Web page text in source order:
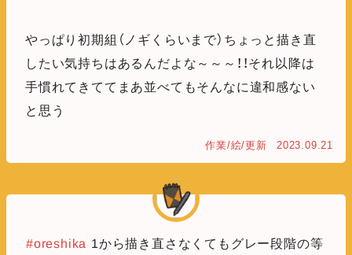
やっぱり初期組（ノギくらいまで）ちょっと描き直
したい気持ちはあるんだよな～～～！！それ以降は
手慣れてきててまあ並べてもそんなに違和感ない
と思う
作業/絵/更新 2023.09.21
#oreshika 1から描き直さなくてもグレー段階の等